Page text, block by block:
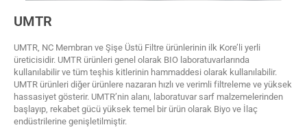
UMTR
UMTR, NC Membran ve Şişe Üstü Filtre ürünlerinin ilk Kore’li yerli
üreticisidir. UMTR ürünleri genel olarak BIO laboratuvarlarında
kullanılabilir ve tüm teşhis kitlerinin hammaddesi olarak kullanılabilir.
UMTR ürünleri diğer ürünlere nazaran hızlı ve verimli filtreleme ve yüksek
hassasiyet gösterir. UMTR’nin alanı, laboratuvar sarf malzemelerinden
başlayıp, rekabet gücü yüksek temel bir ürün olarak Biyo ve İlaç
endüstrilerine genişletilmiştir.